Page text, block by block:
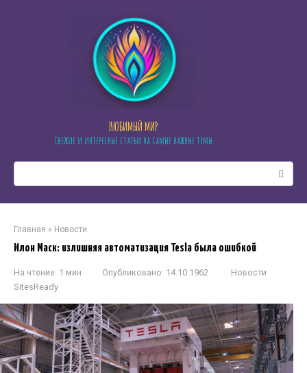
ЛЮБИМЫЙ МИР
Свежие и интересные статьи на самые важные темы
Главная » Новости
Илон Маск: излишняя автоматизация Tesla была ошибкой
На чтение: 1 мин Опубликовано: 14.10.1962
Новости
SitesReady